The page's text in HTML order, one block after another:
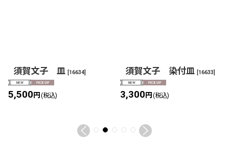
須賀文子 皿 [16634]
5,500円 (税込)
須賀文子 染付皿 [16633]
3,300円 (税込)